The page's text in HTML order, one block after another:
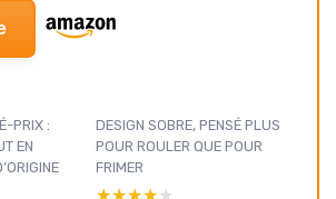
PRIX :
EN
DESIGN SOBRE, PENSÉ PLUS
POUR ROULER QUE POUR
FRIMER